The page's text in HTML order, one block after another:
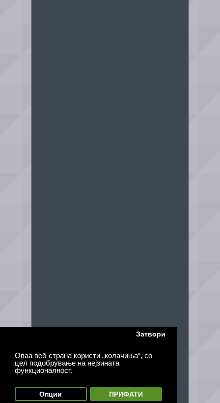
Оваа веб страна користи „колачиња“, со
цел подобрување на нејзината
функционалност.
Затвори
Опции ПРИФАТИ